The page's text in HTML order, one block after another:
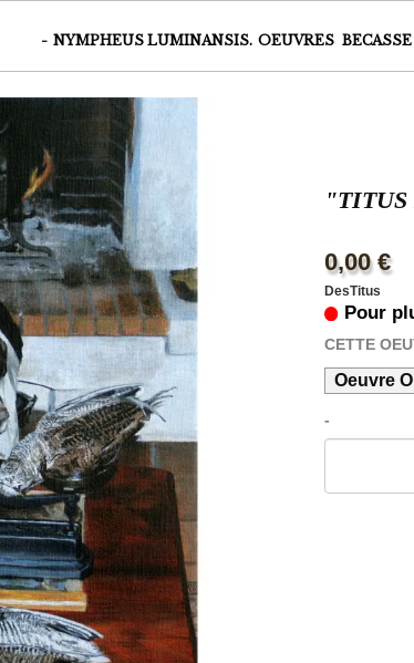
- NYMPHEUS LUMINANSIS. OEUVRES BECASSE
"TITUS
0,00 €
DesTitus
Pour
CETTE
Oeuvre
-